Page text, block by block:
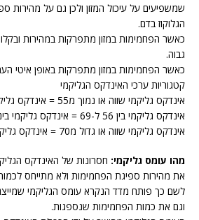
שמשפיעים על עיכול המזון ולכן גם על מהירות
הגלוקוז בדם.
כאשר הפחמימות במזון מתפרקות במהירות
גבוה.
כאשר הפחמימות במזון מתפרקות באופן איטי
קטגוריות ערכי האינדקס הגליקמי
אינדקס גליקמי שווה או נמוך מ55 = אינדקס גליקמי נמוך.
אינדקס גליקמי בין 56 ל-69 = אינדקס גליקמי בינוני.
אינדקס גליקמי שווה או גדול מ70 = אינדקס גליקמי גבוה.
מהו עומס גליקמי: חסרונות של האינדקס
את מהירות ספיגת הפחמימות ולא מתייחס
לשם כך פותח מדד הנקרא עומס הגליקמי
וגם את כמות הפחמימות שנספגות.